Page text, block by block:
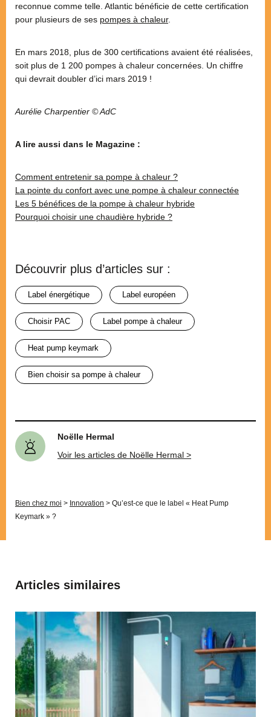
reconnue comme telle. Atlantic bénéficie de cette certification
pour plusieurs de ses pompes à chaleur.
En mars 2018, plus de 300 certifications avaient été réalisées,
soit plus de 1 200 pompes à chaleur concernées. Un chiffre
qui devrait doubler d’ici mars 2019 !
Aurélie Charpentier © AdC
A lire aussi dans le Magazine :
Comment entretenir sa pompe à chaleur ?
La pointe du confort avec une pompe à chaleur connectée
Les 5 bénéfices de la pompe à chaleur hybride
Pourquoi choisir une chaudière hybride ?
Découvrir plus d’articles sur :
label énergétique label européen
choisir PAC label pompe à chaleur
Heat pump keymark
bien choisir sa pompe à chaleur
Noëlle Hermal
Voir les articles de Noëlle Hermal >
Bien chez moi > Innovation > Qu’est-ce que le label « Heat Pump
Keymark » ?
Articles similaires